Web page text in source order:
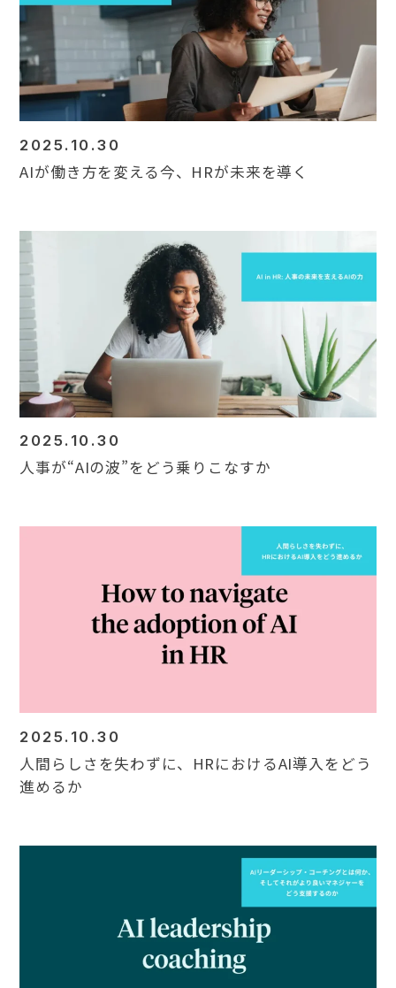
Contact
2025.10.30
AIが働き方を変える今、HRが未来を導く
2025.10.30
人事が“AIの波”をどう乗りこなすか
2025.10.30
人間らしさを失わずに、HRにおけるAI導入をどう
進めるか